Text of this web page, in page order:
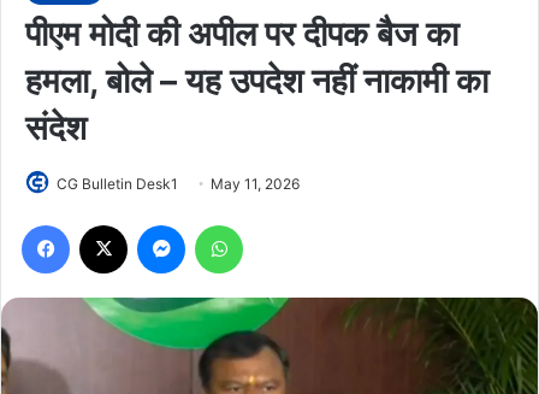
पीएम मोदी की अपील पर दीपक बैज का
हमला, बोले – यह उपदेश नहीं नाकामी का
संदेश
CG Bulletin Desk1 May 11, 2026
Facebook Messenger